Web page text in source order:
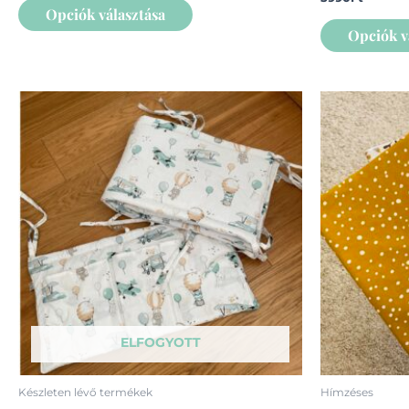
Opciók választása
Opciók
ELFOGYOTT
Készleten lévő termékek Hímzéses